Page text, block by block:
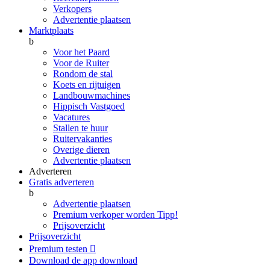
Verkopers
Advertentie plaatsen
Marktplaats
b
Voor het Paard
Voor de Ruiter
Rondom de stal
Koets en rijtuigen
Landbouwmachines
Hippisch Vastgoed
Vacatures
Stallen te huur
Ruitervakanties
Overige dieren
Advertentie plaatsen
Adverteren
Gratis adverteren
b
Advertentie plaatsen
Premium verkoper worden Tipp!
Prijsoverzicht
Prijsoverzicht
Premium testen 
Download de app download